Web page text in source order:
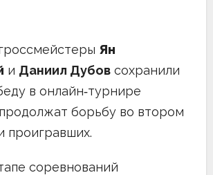
Ян
и Даниил Дубов сохранили
в онлайн‑турнире
борьбу во втором
проигравших.
соревнований